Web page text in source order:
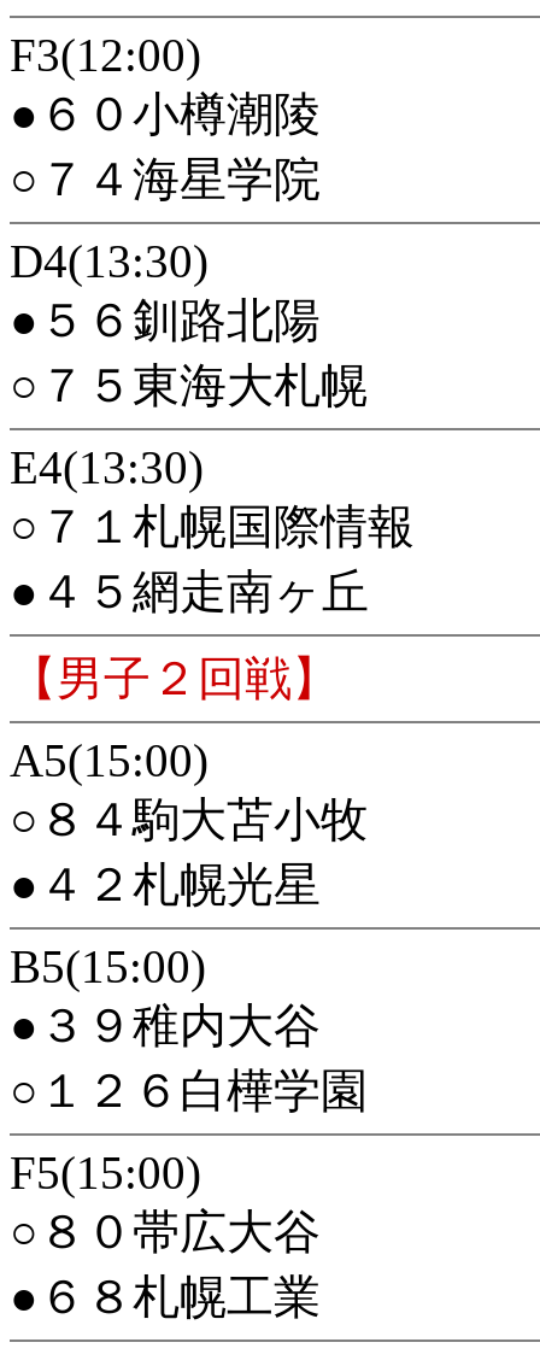
F3(12:00)
●６０小樽潮陵
○７４海星学院
D4(13:30)
●５６釧路北陽
○７５東海大札幌
E4(13:30)
○７１札幌国際情報
●４５網走南ヶ丘
【男子２回戦】
A5(15:00)
○８４駒大苫小牧
●４２札幌光星
B5(15:00)
●３９稚内大谷
○１２６白樺学園
F5(15:00)
○８０帯広大谷
●６８札幌工業